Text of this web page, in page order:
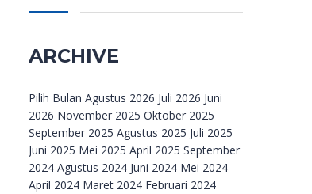
ARCHIVE
Archive
Pilih Bulan Agustus 2026 Juli 2026 Juni
2026 November 2025 Oktober 2025
September 2025 Agustus 2025 Juli 2025
Juni 2025 Mei 2025 April 2025 September
2024 Agustus 2024 Juni 2024 Mei 2024
April 2024 Maret 2024 Februari 2024